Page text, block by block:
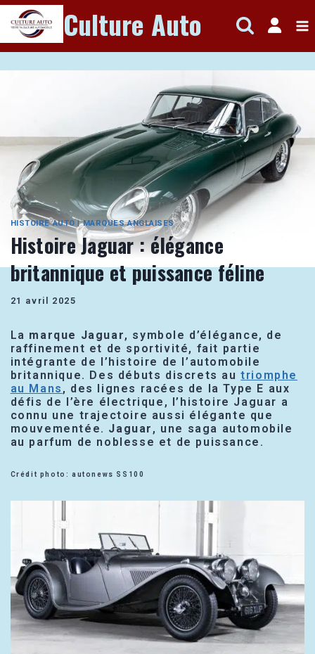
Aller
au
contenu
Culture Auto
HISTOIRE AUTO |MARQUES ANGLAISES
Histoire Jaguar : élégance
britannique et puissance féline
21 avril 2025
La marque Jaguar, symbole d’élégance, de
raffinement et de sportivité, fait partie
intégrante de l’histoire de l’automobile
britannique. Des débuts discrets autriomphe
au Mans , des lignes racées de la Type E aux
défis de l’ère électrique, l’histoire Jaguar a
connu une trajectoire aussi élégante que
mouvementée. Jaguar , une saga automobile
au parfum de noblesse et de puissance.
Crédit photo: autonews SS100